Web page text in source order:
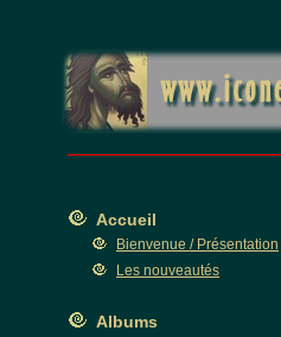
Accueil
Bienvenue / Présentation
Les nouveautés
Albums